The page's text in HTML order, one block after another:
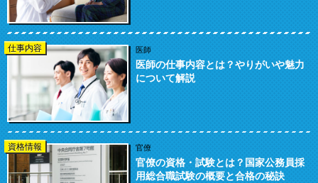
仕事内容 医師
医師の仕事内容とは？やりがいや魅力
について解説
資格情報 官僚
官僚の資格・試験とは？国家公務員採
用総合職試験の概要と合格の秘訣